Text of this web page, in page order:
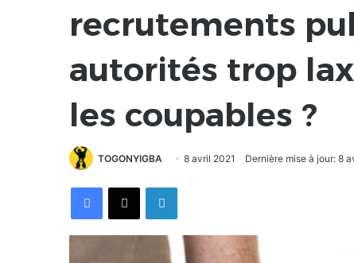
recrutements
autorités trop
les coupables ?
TOGONYIGBA 8 avril 2021 Dernière mise à jour: 8
FacebookX Linkedin